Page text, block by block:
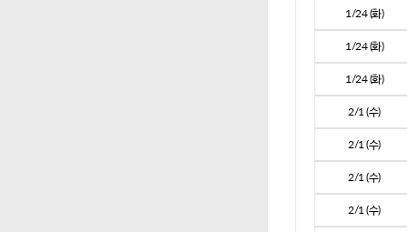
1/24 (화)
1/24 (화)
1/24 (화)
2/1 (수)
2/1 (수)
2/1 (수)
2/1 (수)